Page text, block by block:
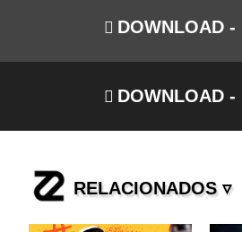
DOWNLOAD -
DOWNLOAD -
RELACIONADOS ▿